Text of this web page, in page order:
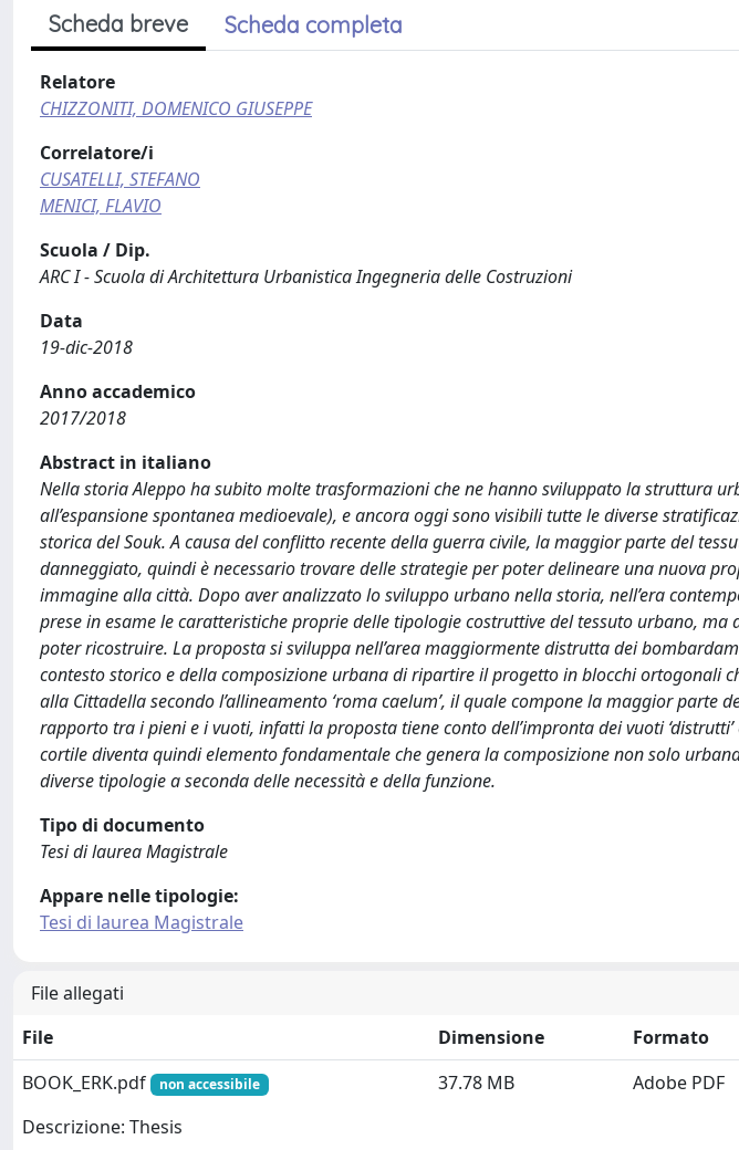
Scheda breve Scheda completa
Relatore
CHIZZONITI, DOMENICO GIUSEPPE
Correlatore/i
CUSATELLI, STEFANO
MENICI, FLAVIO
Scuola / Dip.
ARC I - Scuola di Architettura Urbanistica Ingegneria delle Costruzioni
Data
19-dic-2018
Anno accademico
2017/2018
Abstract in italiano
Nella storia Aleppo ha subito molte trasformazioni che ne hanno sviluppato la struttura
all’espansione spontanea medioevale), e ancora oggi sono visibili tutte le diverse
storica del Souk. A causa del conflitto recente della guerra civile, la maggior parte del
danneggiato, quindi è necessario trovare delle strategie per poter delineare una nuova
immagine alla città. Dopo aver analizzato lo sviluppo urbano nella storia, nell’era
prese in esame le caratteristiche proprie delle tipologie costruttive del tessuto urbano, ma
poter ricostruire. La proposta si sviluppa nell’area maggiormente distrutta dei
contesto storico e della composizione urbana di ripartire il progetto in blocchi ortogonali
alla Cittadella secondo l’allineamento ‘roma caelum’, il quale compone la maggior parte
rapporto tra i pieni e i vuoti, infatti la proposta tiene conto dell’impronta dei vuoti
cortile diventa quindi elemento fondamentale che genera la composizione non solo
diverse tipologie a seconda delle necessità e della funzione.
Tipo di documento
Tesi di laurea Magistrale
Appare nelle tipologie:
Tesi di laurea Magistrale
File allegati
File
Dimensione
Formato
BOOK_ERK.pdf
non accessibile
Descrizione: Thesis
37.78 MB Adobe PDF